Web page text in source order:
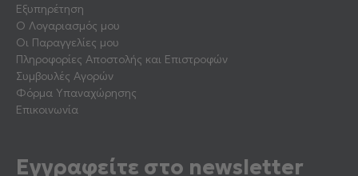
Εξυπηρέτηση
Ο Λογαριασμός μου
Οι Παραγγελίες μου
Πληροφορίες Αποστολής και Επιστροφών
Συμβουλές Αγορών
Φόρμα Υπαναχώρησης
Επικοινωνία
Εγγραφείτε στο newsletter